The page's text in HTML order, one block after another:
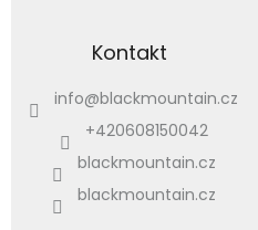
Kontakt
info@blackmountain.cz
+420608150042
blackmountain.cz
blackmountain.cz